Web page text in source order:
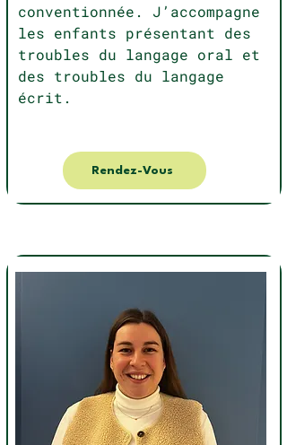
conventionnée. J’accompagne
les enfants présentant des
troubles du langage oral et
des troubles du langage
écrit.
Rendez-Vous